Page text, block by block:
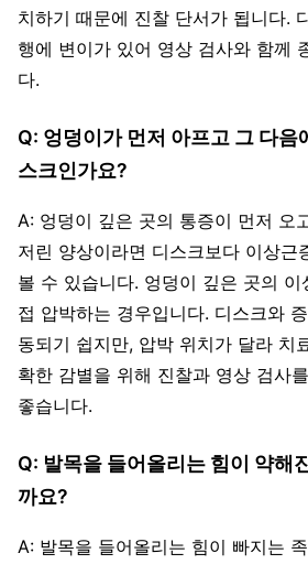
치하기 때문에 진찰 단서가 됩니다.
행에 변이가 있어 영상 검사와 함께
다.
Q: 엉덩이가 먼저 아프고 그 다음
스크인가요?
A: 엉덩이 깊은 곳의 통증이 먼저 오
저린 양상이라면 디스크보다 이상근
볼 수 있습니다. 엉덩이 깊은 곳의 이
접 압박하는 경우입니다. 디스크와
동되기 쉽지만, 압박 위치가 달라 치
확한 감별을 위해 진찰과 영상 검사
좋습니다.
Q: 발목을 들어올리는 힘이 약해
까요?
A: 발목을 들어올리는 힘이 빠지는